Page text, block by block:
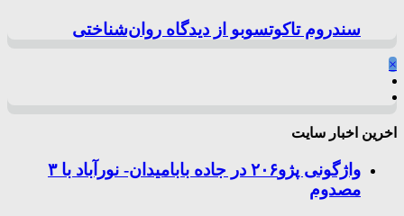
سندروم تاکوتسوبو از دیدگاه روان‌شناختی
×
اخرین اخبار سایت
واژگونی پژو۲۰۶ در جاده بابامیدان- نورآباد با ۳
مصدوم